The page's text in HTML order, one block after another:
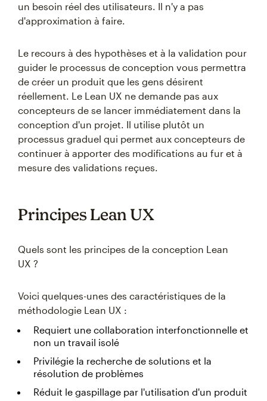
un besoin réel des utilisateurs. Il n'y a pas
d'approximation à faire.
Le recours à des hypothèses et à la validation pour
guider le processus de conception vous permettra
de créer un produit que les gens désirent
réellement. Le Lean UX ne demande pas aux
concepteurs de se lancer immédiatement dans la
conception d'un projet. Il utilise plutôt un
processus graduel qui permet aux concepteurs de
continuer à apporter des modifications au fur et à
mesure des validations reçues.
Principes Lean UX
Quels sont les principes de la conception Lean
UX ?
Voici quelques-unes des caractéristiques de la
méthodologie Lean UX :
Requiert une collaboration interfonctionnelle et
non un travail isolé
Privilégie la recherche de solutions et la
résolution de problèmes
Réduit le gaspillage par l'utilisation d'un produit